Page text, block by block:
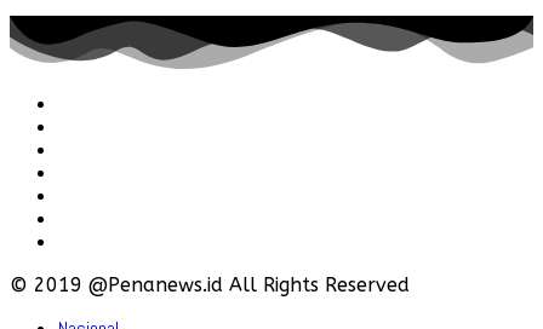
© 2019 @Penanews.id All Rights Reserved